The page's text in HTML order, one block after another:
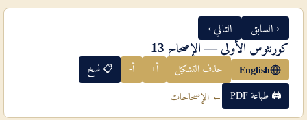
‹ السابق التالي ›
كورنثوس الأولى — الإصحاح 13
English حذف التشكيل أ+ أ- 📋 نسخ
🖨 طباعة PDF ← الإصحاحات